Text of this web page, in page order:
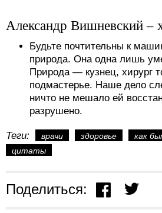
Александр Вишневский –
Будьте почтительны к
природа. Она одна лишь
Природа — кузнец, хирург
подмастерье. Наше дело
ничто не мешало ей
разрушено.
Теги: врачи здоровье
как
цитаты
Поделиться: